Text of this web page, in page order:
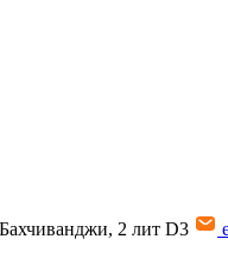
2 лит D3